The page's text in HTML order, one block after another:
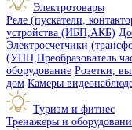
Электротовары
Реле (пускатели,
устройства (ИБП,АКБ)
Электросчетчики
(УПП,Преобразователь
оборудование Розетки,
дом Камеры
Туризм и фитнес
Тренажеры и